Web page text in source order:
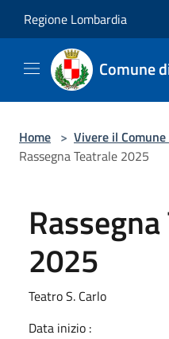
Regione Lombardia
Comune
Home > Vivere il Comune
Rassegna Teatrale 2025
2025
Teatro S. Carlo
Data inizio :